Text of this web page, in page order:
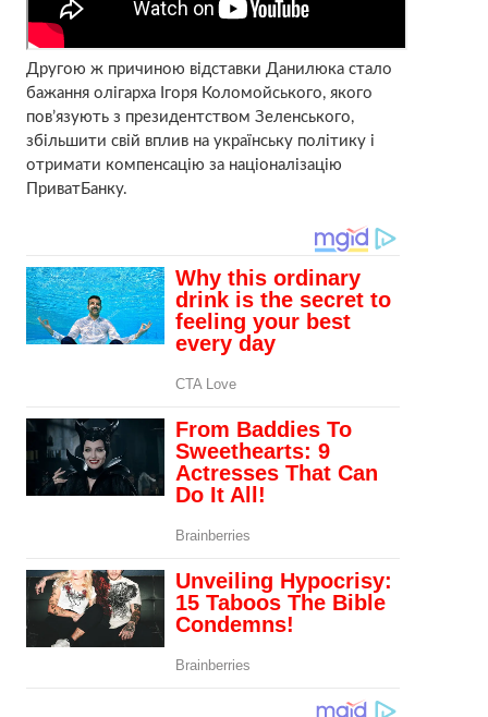
Другою ж причиною відставки Данилюка стало
бажання олігарха Ігоря Коломойського, якого
пов’язують з президентством Зеленського,
збільшити свій вплив на українську політику і
отримати компенсацію за націоналізацію
ПриватБанку.